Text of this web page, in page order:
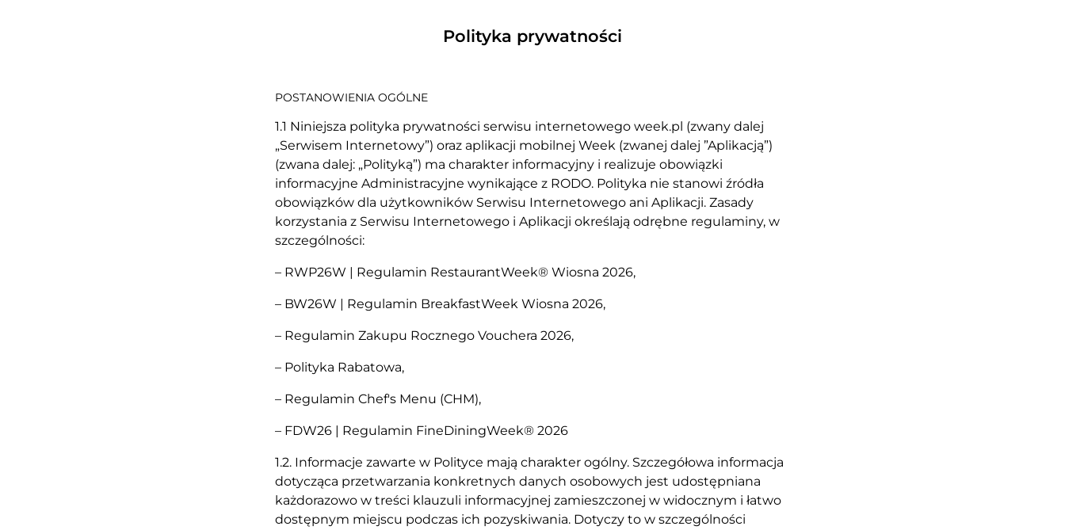
Polityka prywatności
POSTANOWIENIA OGÓLNE
1.1 Niniejsza polityka prywatności serwisu internetowego week.pl (zwany dalej
„Serwisem Internetowy”) oraz aplikacji mobilnej Week (zwanej dalej ”Aplikacją”)
(zwana dalej: „Polityką”) ma charakter informacyjny i realizuje obowiązki
informacyjne Administracyjne wynikające z RODO. Polityka nie stanowi źródła
obowiązków dla użytkowników Serwisu Internetowego ani Aplikacji. Zasady
korzystania z Serwisu Internetowego i Aplikacji określają odrębne regulaminy, w
szczególności:
– RWP26W | Regulamin RestaurantWeek® Wiosna 2026,
– BW26W | Regulamin BreakfastWeek Wiosna 2026,
– Regulamin Zakupu Rocznego Vouchera 2026,
– Polityka Rabatowa,
– Regulamin Chef's Menu (CHM),
– FDW26 | Regulamin FineDiningWeek® 2026
1.2. Informacje zawarte w Polityce mają charakter ogólny. Szczegółowa informacja
dotycząca przetwarzania konkretnych danych osobowych jest udostępniana
każdorazowo w treści klauzuli informacyjnej zamieszczonej w widocznym i łatwo
dostępnym miejscu podczas ich pozyskiwania. Dotyczy to w szczególności